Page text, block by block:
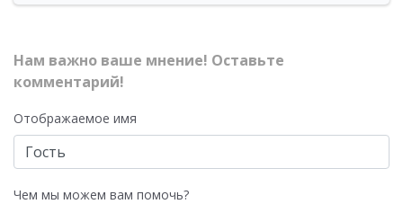
Нам важно ваше мнение! Оставьте
комментарий!
Отображаемое имя
Чем мы можем вам помочь?